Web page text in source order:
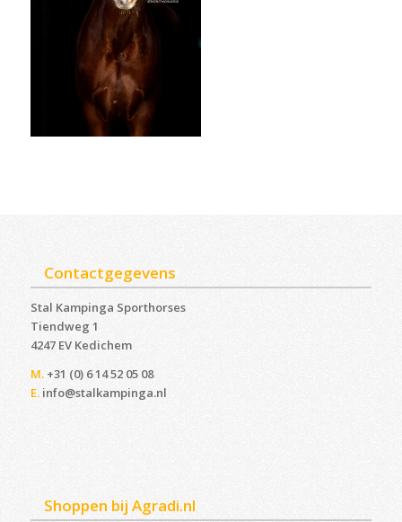
Contactgegevens
Stal Kampinga Sporthorses
Tiendweg 1
4247 EV Kedichem ‎
M.+31 (0) 6 14 52 05 08
E. info@stalkampinga.nl
Shoppen bij Agradi.nl